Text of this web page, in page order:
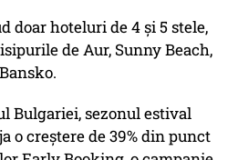
doar hoteluri de 4 și 5 stele,
de Aur, Sunny Beach,
Bulgariei, sezonul estival
o creștere de 39% din punct